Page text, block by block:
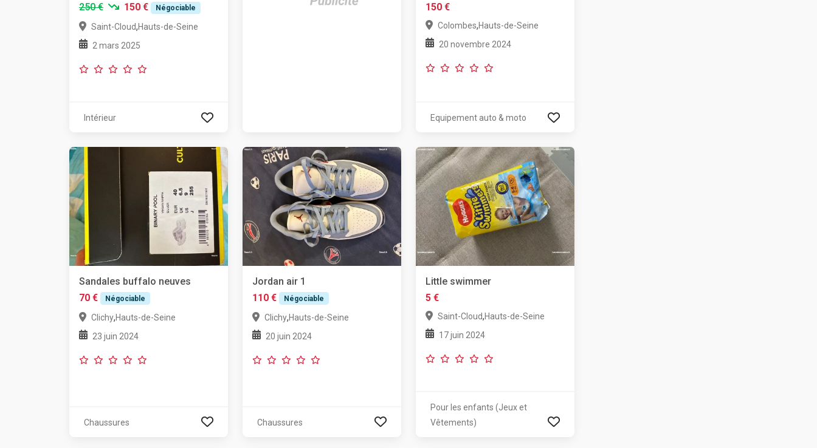
250 €
150 € Négociable
Saint-Cloud,Hauts-de-Seine
2 mars 2025
Intérieur
150 €
Colombes,Hauts-de-Seine
20 novembre 2024
Equipement auto & moto
Sandales buffalo neuves
70 €
Négociable
Clichy,Hauts-de-Seine
23 juin 2024
Chaussures
Jordan air 1
110 €
Négociable
Clichy,Hauts-de-Seine
20 juin 2024
Chaussures
Little swimmer
5 €
Saint-Cloud,Hauts-de-Seine
17 juin 2024
Pour les enfants (Jeux et
Vêtements)